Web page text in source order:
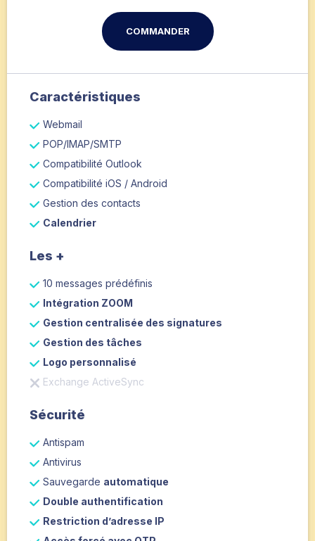
COMMANDER
Caractéristiques
Webmail
POP/IMAP/SMTP
Compatibilité Outlook
Compatibilité iOS / Android
Gestion des contacts
Calendrier
Les +
10 messages prédéfinis
Intégration ZOOM
Gestion centralisée des signatures
Gestion des tâches
Logo personnalisé
Exchange ActiveSync
Sécurité
Antispam
Antivirus
Sauvegarde automatique
Double authentification
Restriction d’adresse IP